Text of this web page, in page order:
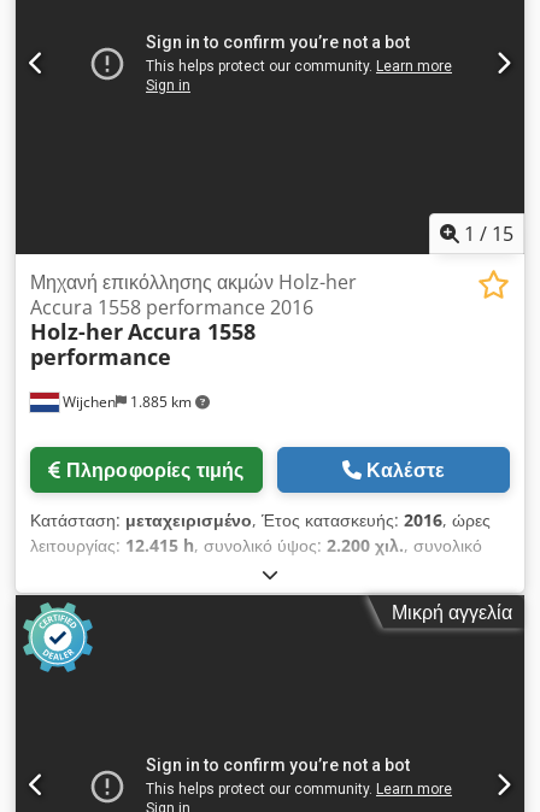
πλάτος πλάκας 80 mm Απαιτούμενη πίεση αέρα 0,6–0,8 MPa
Διαστάσεις μηχανήματος 4580 × 700 × 1300 mm Διαστάσεις
συσκευασίας 4280 × 650 × 1280 mm Καθαρό / μικτό βάρος
1 / 15
Wijchen 1.885 km
Μηχανή επικόλλησης ακμών Holz-her
Accura 1558 performance 2016
Holz-herAccura 1558
performance
Πληροφορίες τιμής Καλέστε
Κατάσταση: μεταχειρισμένο, Έτος κατασκευής: 2016, ώρες
λειτουργίας: 12.415 h, συνολικό ύψος: 2.200 χιλ., συνολικό
, συνολικό πλάτος:
Βάρος: 4.800 kg Τιμή: Κατόπιν αιτήματος - Έτος κατασκευής:
2016 - Διαθέσιμη τεκμηρίωση: Ναι - Παρουσία σήμανσης CE:
Ναι - Διαθέσιμο πιστοποιητικό CE: Όχι - Σειριακός αριθμός:
109/1-606 - Ώρες λειτουργίας: 12415 - Αριθμός μονάδων
κυλίνδρων - Τύπος/Μάρκα: 1914 - Διαθέσιμα εργαλεία: Ναι -
4ος Τύπος μονάδας: Μονάδα κοπής άκρων - Τύπος/Μάρκα:
Μικρή αγγελία